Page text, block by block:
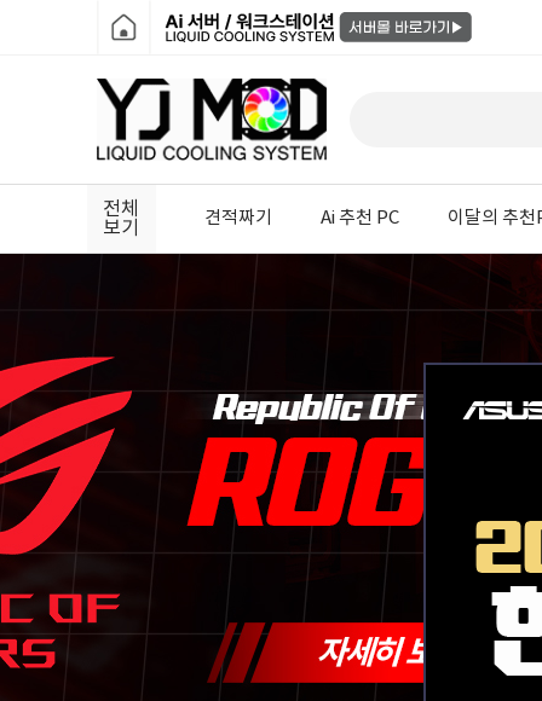
전체
보기
견적짜기 Ai 추천 PC 이달의 추천